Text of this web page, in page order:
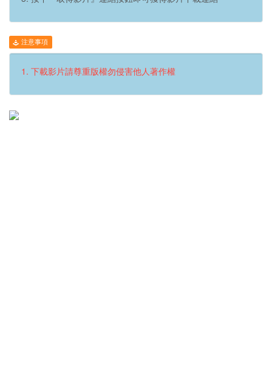
注意事項
1. 下載影片請尊重版權勿侵害他人著作權